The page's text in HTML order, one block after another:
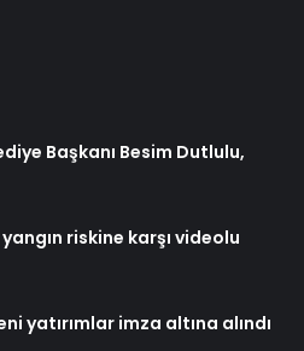
Başkanı Besim Dutlulu,
riskine karşı videolu
yatırımlar imza altına alındı